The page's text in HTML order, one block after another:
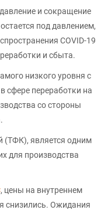
и сокращение
под давлением,
COVID-19
и сбыта.
низкого уровня с
сфере переработки на
со стороны
(ТФК), является одним
для производства
, цены на внутреннем
снизились. Ожидания